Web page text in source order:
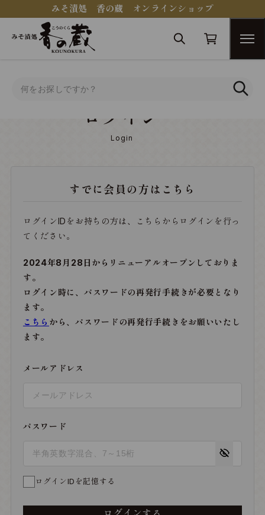
みそ漬処 香の蔵 オンラインショップ
ログイン
Login
すでに会員の方はこちら
ログインIDをお持ちの方は、こちらからログインを行っ
てください。
2024年8月28日からリニューアルオープンしておりま
す。
ログイン時に、パスワードの再発行手続きが必要となり
ます。
こちら から、パスワードの再発行手続きをお願いいたし
ます。
メールアドレス
パスワード
ログインIDを記憶する